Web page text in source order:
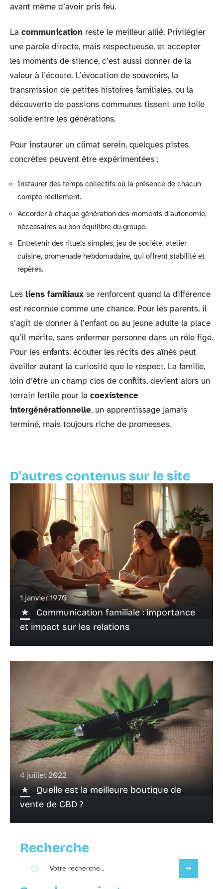
avant même d’avoir pris feu.
La communication reste le meilleur allié. Privilégier
une parole directe, mais respectueuse, et accepter
les moments de silence, c’est aussi donner de la
valeur à l’écoute. L’évocation de souvenirs, la
transmission de petites histoires familiales, ou la
découverte de passions communes tissent une toile
solide entre les générations.
Pour instaurer un climat serein, quelques pistes
concrètes peuvent être expérimentées :
Instaurer des temps collectifs où la présence de chacun
compte réellement.
Accorder à chaque génération des moments d’autonomie,
nécessaires au bon équilibre du groupe.
Entretenir des rituels simples, jeu de société, atelier
cuisine, promenade hebdomadaire, qui offrent stabilité et
repères.
Les liens familiaux se renforcent quand la différence
est reconnue comme une chance. Pour les parents, il
s’agit de donner à l’enfant ou au jeune adulte la place
qu’il mérite, sans enfermer personne dans un rôle figé.
Pour les enfants, écouter les récits des aînés peut
éveiller autant la curiosité que le respect. La famille,
loin d’être un champ clos de conflits, devient alors un
terrain fertile pour la coexistence
intergénérationnelle, un apprentissage jamais
terminé, mais toujours riche de promesses.
D'autres contenus sur le site
1 janvier 1970
Communication familiale : importance
et impact sur les relations
4 juillet 2022
Quelle est la meilleure boutique de
vente de CBD ?
Recherche